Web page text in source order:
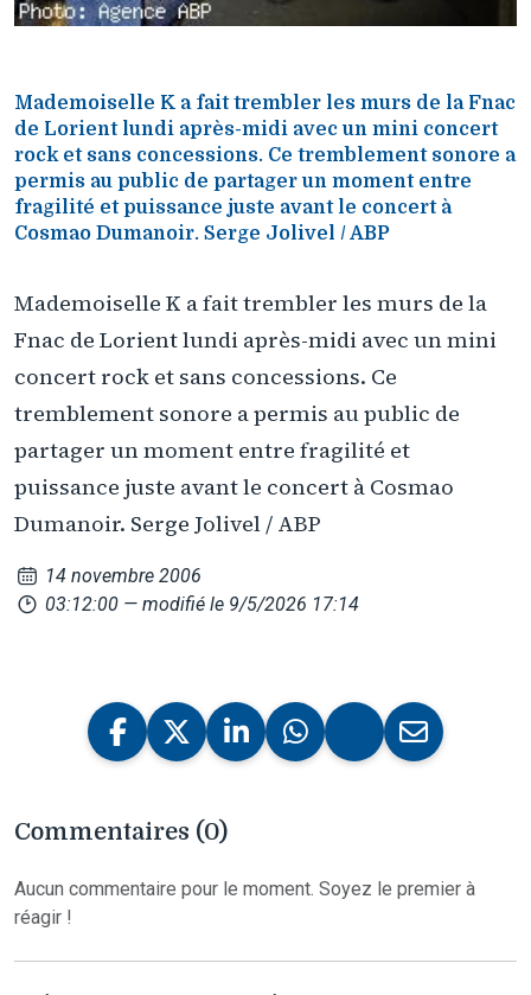
Mademoiselle K a fait trembler les murs de la Fnac
de Lorient lundi après-midi avec un mini concert
rock et sans concessions. Ce tremblement sonore a
permis au public de partager un moment entre
fragilité et puissance juste avant le concert à
Cosmao Dumanoir. Serge Jolivel / ABP
Mademoiselle K a fait trembler les murs de la
Fnac de Lorient lundi après-midi avec un mini
concert rock et sans concessions. Ce
tremblement sonore a permis au public de
partager un moment entre fragilité et
puissance juste avant le concert à Cosmao
Dumanoir. Serge Jolivel / ABP
14 novembre 2006
03:12:00 — modifié le 9/5/2026 17:14
Commentaires (0)
Aucun commentaire pour le moment. Soyez le premier à
réagir !